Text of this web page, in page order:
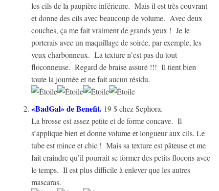
les cils de la paupière inférieure. Mais il est très couvrant
et donne des cils avec beaucoup de volume. Avec deux
couches, ça me fait vraiment de grands yeux ! Je le
porterais avec un maquillage de soirée, par exemple, les
yeux charbonneux. La texture n’est pas du tout
floconneuse. Regard de braise assuré !!! Il tient bien
toute la journée et ne fait aucun résidu.
«BadGal» de Benefit. 19 $ chez Sephora.
La brosse est assez petite et de forme concave. Il
s’applique bien et donne volume et longueur aux cils. Le
tube est mince et chic ! Mais sa texture est pâteuse et me
fait craindre qu’il pourrait se former des petits flocons avec
le temps. Il est plus difficile à enlever que les autres
mascaras.